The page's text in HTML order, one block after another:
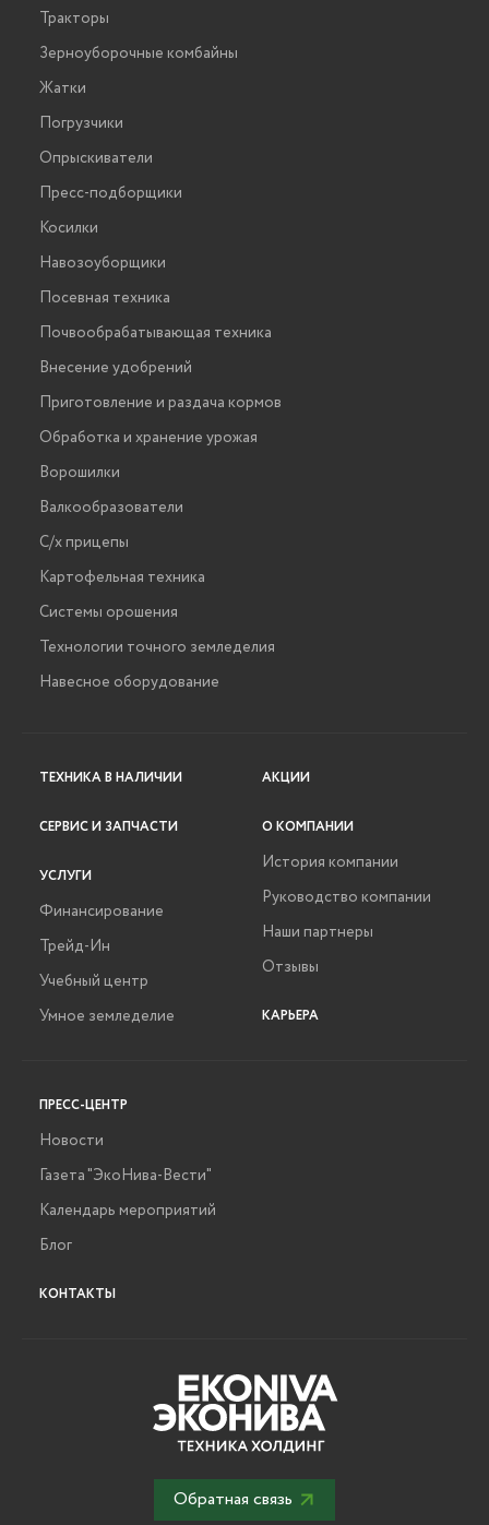
Тракторы
Зерноуборочные комбайны
Жатки
Погрузчики
Опрыскиватели
Пресс-подборщики
Косилки
Навозоуборщики
Посевная техника
Почвообрабатывающая техника
Внесение удобрений
Приготовление и раздача кормов
Обработка и хранение урожая
Ворошилки
Валкообразователи
С/х прицепы
Картофельная техника
Системы орошения
Технологии точного земледелия
Навесное оборудование
ТЕХНИКА В НАЛИЧИИ
СЕРВИС И ЗАПЧАСТИ
УСЛУГИ
Финансирование
Трейд-Ин
Учебный центр
Умное земледелие
АКЦИИ
О КОМПАНИИ
История компании
Руководство компании
Наши партнеры
Отзывы
КАРЬЕРА
ПРЕСС-ЦЕНТР
Новости
Газета "ЭкоНива-Вести"
Календарь мероприятий
Блог
КОНТАКТЫ
Обратная связь